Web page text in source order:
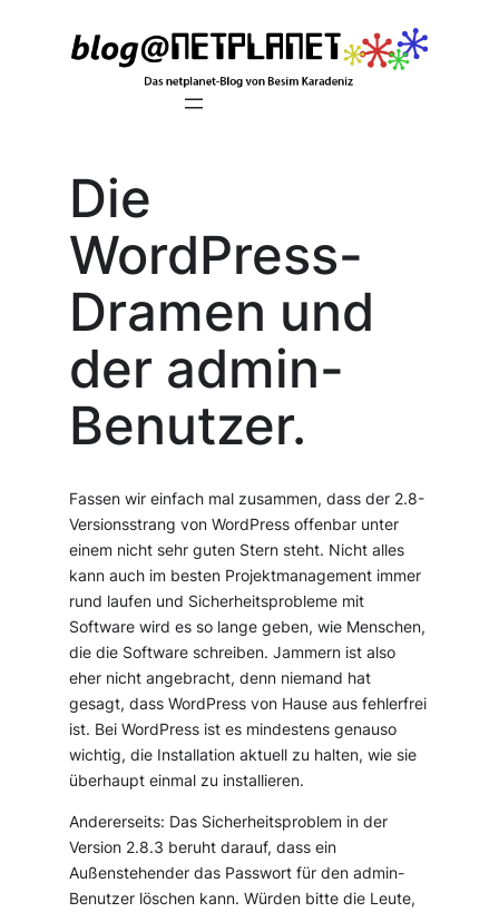
Die
WordPress-
Dramen und
der admin-
Benutzer.
Fassen wir einfach mal zusammen, dass der 2.8-
Versionsstrang von WordPress offenbar unter
einem nicht sehr guten Stern steht. Nicht alles
kann auch im besten Projektmanagement immer
rund laufen und Sicherheitsprobleme mit
Software wird es so lange geben, wie Menschen,
die die Software schreiben. Jammern ist also
eher nicht angebracht, denn niemand hat
gesagt, dass WordPress von Hause aus fehlerfrei
ist. Bei WordPress ist es mindestens genauso
wichtig, die Installation aktuell zu halten, wie sie
überhaupt einmal zu installieren.
Andererseits: Das Sicherheitsproblem in der
Version 2.8.3 beruht darauf, dass ein
Außenstehender das Passwort für den admin-
Benutzer löschen kann. Würden bitte die Leute,